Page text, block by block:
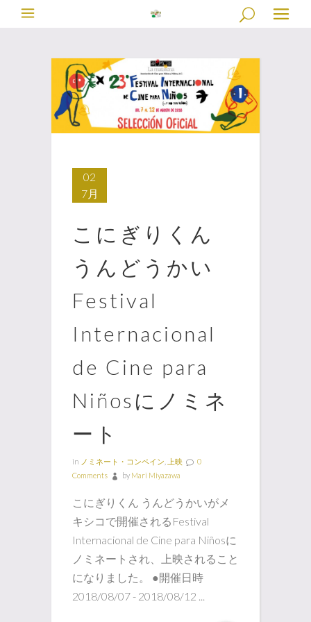
02
7月
こにぎりくん
うんどうかい
Festival
Internacional
de Cine para
Niñosにノミネ
ート
in ノミネート・コンペイン 上映
0
Comments
by Mari Miyazawa
こにぎりくん うんどうかいがメ
キシコで開催されるFestival
Internacional de Cine para Niñosに
ノミネートされ、上映されること
になりました。 ●開催日時
2018/08/07 - 2018/08/12 ...